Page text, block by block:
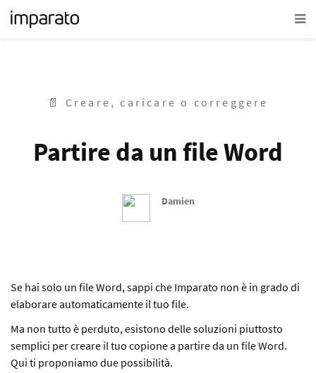
📄 Creare, caricare o correggere
Partire da un file Word
Damien
Se hai solo un file Word, sappi che Imparato non è in grado di
elaborare automaticamente il tuo file.
Ma non tutto è perduto, esistono delle soluzioni piuttosto
semplici per creare il tuo copione a partire da un file Word.
Qui ti proponiamo due possibilità.